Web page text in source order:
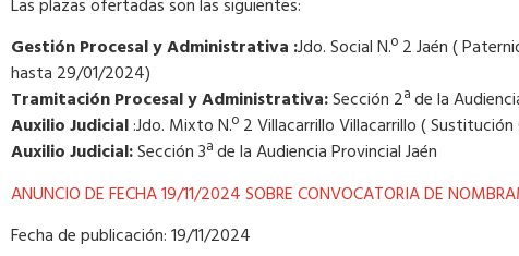
Las plazas ofertadas son las siguientes:
Gestión Procesal y Administrativa :Jdo. Social N.º 2 Jaén (
hasta 29/01/2024)
Tramitación Procesal y Administrativa:Sección 2ª de la
Auxilio Judicial:Jdo. Mixto N.º 2 Villacarrillo Villacarrillo (
Auxilio Judicial:Sección 3ª de la Audiencia Provincial Jaén
ANUNCIO DE FECHA 19/11/2024 SOBRE CONVOCATORIA DE
Fecha de publicación: 19/11/2024